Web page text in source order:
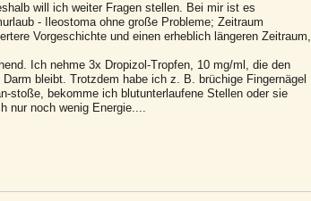
will ich weiter Fragen stellen. Bei mir ist es
- Ileostoma ohne große Probleme; Zeitraum
Vorgeschichte und einen erheblich längeren Zeitraum,
Ich nehme 3x Dropizol-Tropfen, 10 mg/ml, die den
bleibt. Trotzdem habe ich z. B. brüchige Fingernägel
stoße, bekomme ich blutunterlaufene Stellen oder sie
nur noch wenig Energie....